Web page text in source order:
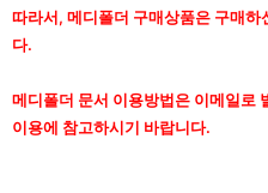
따라서, 메디폴더 구매상품은 구매
다.
메디폴더 문서 이용방법은 이메일로
이용에 참고하시기 바랍니다.